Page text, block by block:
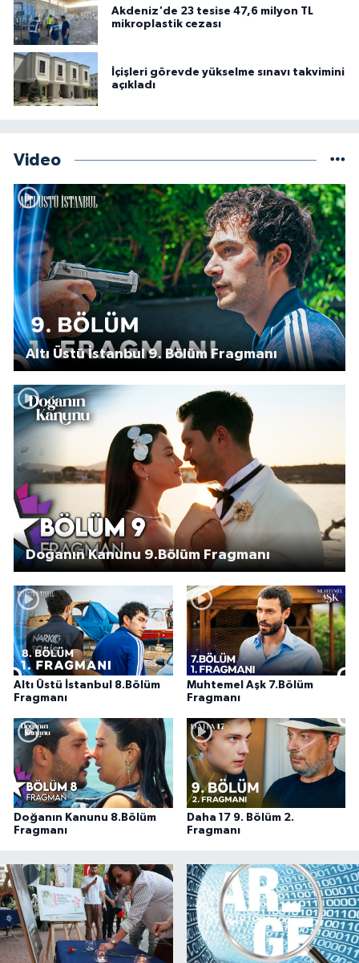
Akdeniz'de 23 tesise 47,6 milyon TL
mikroplastik cezası
İçişleri görevde yükselme sınavı takvimini
açıkladı
Video
Altı Üstü İstanbul 9. Bölüm Fragmanı
Doğanın Kanunu 9.Bölüm Fragmanı
Altı Üstü İstanbul 8.Bölüm
Fragmanı
Muhtemel Aşk 7.Bölüm
Fragmanı
Doğanın Kanunu 8.Bölüm
Fragmanı
Daha 17 9. Bölüm 2.
Fragmanı